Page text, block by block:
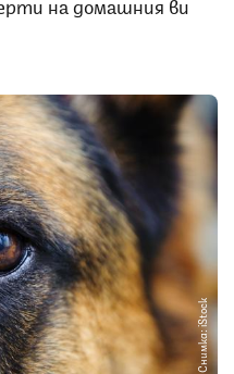
Снимка: iStock